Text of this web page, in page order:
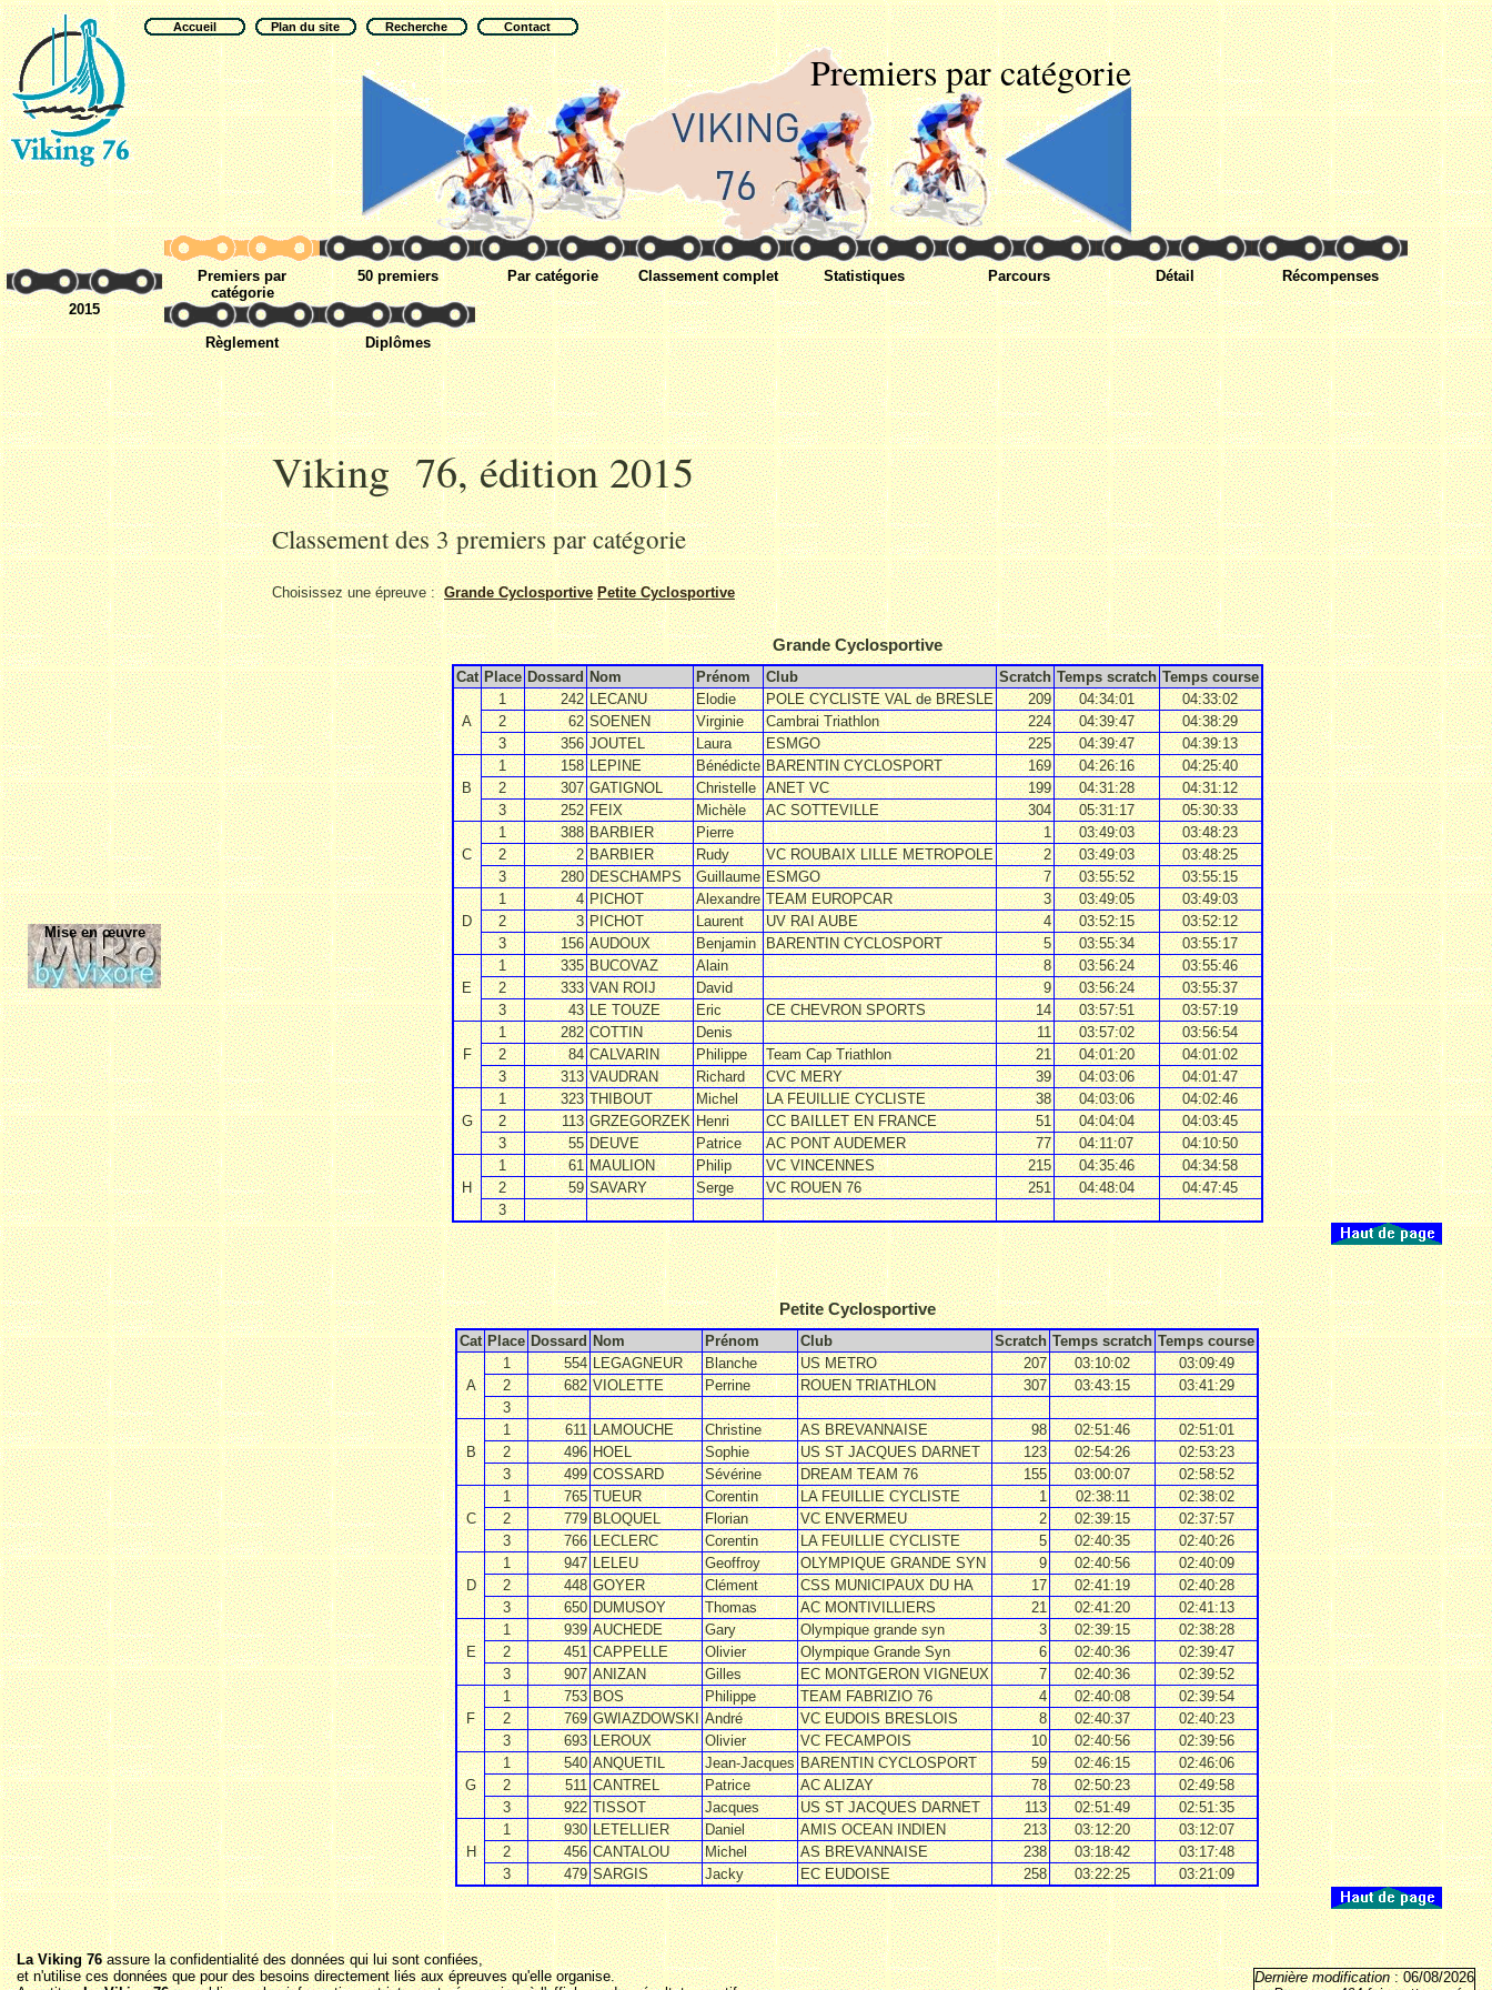
Accueil Plan du site Recherche Contact
Premiers par catégorie
2015
Premiers par
catégorie
50 premiers Par catégorie Classement complet Statistiques Parcours Détail Récompenses
Règlement Diplômes
Mise en œuvre
Viking 76, édition 2015
Classement des 3 premiers par catégorie
Choisissez une épreuve :Grande Cyclosportive Petite Cyclosportive
Grande Cyclosportive
Cat Place Dossard Nom Prénom Club Scratch Temps scratch Temps course
A
1 242 LECANU Elodie POLE CYCLISTE VAL de BRESLE 209 04:34:01
04:33:02
2
62 SOENEN Virginie Cambrai Triathlon 224 04:39:47
04:38:29
3
356 JOUTEL Laura ESMGO 225 04:39:47 04:39:13
B
1 158 LEPINE Bénédicte BARENTIN CYCLOSPORT 169 04:26:16
04:25:40
2
307 GATIGNOL Christelle ANET VC 199 04:31:28
04:31:12
3
252 FEIX Michèle AC SOTTEVILLE 304 05:31:17 05:30:33
C
1 388 BARBIER Pierre 1 03:49:03
03:48:23
2
2 BARBIER Rudy VC ROUBAIX LILLE METROPOLE 2 03:49:03
03:48:25
3
280 DESCHAMPS Guillaume ESMGO 7 03:55:52 03:55:15
D
1 4 PICHOT Alexandre TEAM EUROPCAR 3 03:49:05
03:49:03
2
3 PICHOT Laurent UV RAI AUBE 4 03:52:15
03:52:12
3
156 AUDOUX Benjamin BARENTIN CYCLOSPORT 5 03:55:34 03:55:17
E
1 335 BUCOVAZ Alain 8 03:56:24
03:55:46
2
333 VAN ROIJ David 9 03:56:24
03:55:37
3
43 LE TOUZE Eric CE CHEVRON SPORTS 14 03:57:51 03:57:19
F
1 282 COTTIN Denis 11 03:57:02
03:56:54
2
84 CALVARIN Philippe Team Cap Triathlon 21 04:01:20
04:01:02
3
313 VAUDRAN Richard CVC MERY 39 04:03:06 04:01:47
G
1 323 THIBOUT Michel LA FEUILLIE CYCLISTE 38 04:03:06
04:02:46
2
113 GRZEGORZEK Henri CC BAILLET EN FRANCE 51 04:04:04
04:03:45
3
55 DEUVE Patrice AC PONT AUDEMER 77 04:11:07 04:10:50
H
1 61 MAULION Philip VC VINCENNES 215 04:35:46
04:34:58
2
59 SAVARY Serge VC ROUEN 76 251 04:48:04
04:47:45
3
Petite Cyclosportive
Cat Place Dossard Nom Prénom Club Scratch Temps scratch Temps course
A
1 554 LEGAGNEUR Blanche US METRO 207 03:10:02
03:09:49
2
682 VIOLETTE Perrine ROUEN TRIATHLON 307 03:43:15
03:41:29
3
B
1 611 LAMOUCHE Christine AS BREVANNAISE 98 02:51:46
02:51:01
2
496 HOEL Sophie US ST JACQUES DARNET 123 02:54:26
02:53:23
3
499 COSSARD Sévérine DREAM TEAM 76 155 03:00:07 02:58:52
C
1 765 TUEUR Corentin LA FEUILLIE CYCLISTE 1 02:38:11
02:38:02
2
779 BLOQUEL Florian VC ENVERMEU 2 02:39:15
02:37:57
3
766 LECLERC Corentin LA FEUILLIE CYCLISTE 5 02:40:35 02:40:26
D
1 947 LELEU Geoffroy OLYMPIQUE GRANDE SYN 9 02:40:56
02:40:09
2
448 GOYER Clément CSS MUNICIPAUX DU HA 17 02:41:19
02:40:28
3
650 DUMUSOY Thomas AC MONTIVILLIERS 21 02:41:20 02:41:13
E
1 939 AUCHEDE Gary Olympique grande syn 3 02:39:15
02:38:28
2
451 CAPPELLE Olivier Olympique Grande Syn 6 02:40:36
02:39:47
3
907 ANIZAN Gilles EC MONTGERON VIGNEUX 7 02:40:36 02:39:52
F
1 753 BOS Philippe TEAM FABRIZIO 76 4 02:40:08
02:39:54
2
769 GWIAZDOWSKI André VC EUDOIS BRESLOIS 8 02:40:37
02:40:23
3
693 LEROUX Olivier VC FECAMPOIS 10 02:40:56 02:39:56
G
1 540 ANQUETIL Jean-Jacques BARENTIN CYCLOSPORT 59 02:46:15
02:46:06
2
511 CANTREL Patrice AC ALIZAY 78 02:50:23
02:49:58
3
922 TISSOT Jacques US ST JACQUES DARNET 113 02:51:49 02:51:35
H
1 930 LETELLIER Daniel AMIS OCEAN INDIEN 213 03:12:20
03:12:07
2
456 CANTALOU Michel AS BREVANNAISE 238 03:18:42
03:17:48
3
479 SARGIS Jacky EC EUDOISE 258 03:22:25 03:21:09
La Viking 76assure la confidentialité des données qui lui sont confiées,
et n'utilise ces données que pour des besoins directement liés aux épreuves qu'elle organise.
Dernière modification: 06/08/2026